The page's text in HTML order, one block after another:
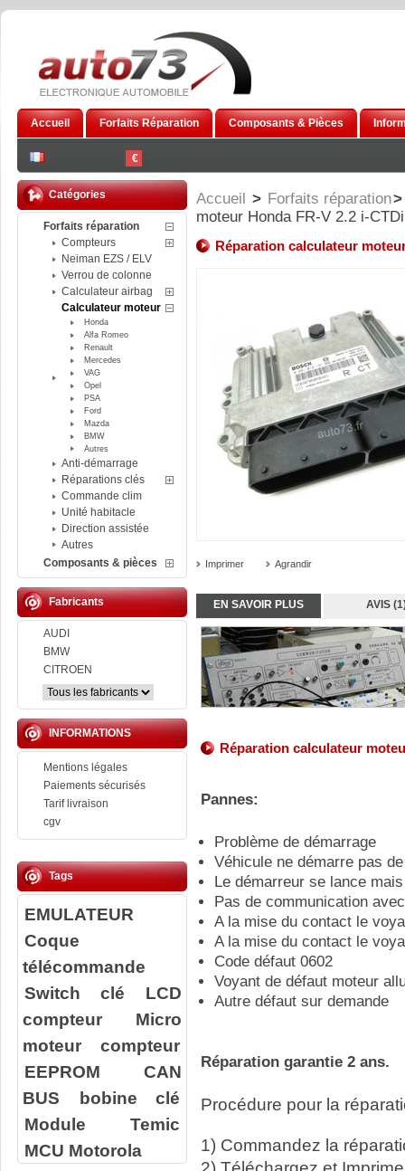
€
Accueil Forfaits Réparation Composants & Pièces
Catégories
Forfaits réparation
Compteurs
Neiman EZS / ELV
Verrou de colonne
Calculateur airbag
Calculateur moteur
Honda
Alfa Romeo
Renault
Mercedes
VAG
Opel
PSA
Ford
Mazda
BMW
Autres
Anti-démarrage
Réparations clés
Commande clim
Unité habitacle
Direction assistée
Autres
Composants & pièces
Fabricants
AUDI
BMW
CITROEN
INFORMATIONS
Mentions légales
Paiements sécurisés
Tarif livraison
cgv
Tags
EMULATEUR
Coque
télécommande
Switch clé
LCD
compteur
Micro
moteur compteur
EEPROM
CAN
BUS
bobine clé
Module Temic
MCU Motorola
Accueil > Forfaits réparation>
moteur Honda FR-V 2.2 i-CTDi
Réparation calculateur
Imprimer Agrandir
EN SAVOIR PLUS AVIS
Réparation calculateur
Pannes:
Problème de démarrage
Véhicule ne démarre pas
Le démarreur se lance
Pas de communication
A la mise du contact le
A la mise du contact le
Code défaut 0602
Voyant de défaut moteur
Autre défaut sur demande
Réparation garantie 2 ans.
Procédure pour la
1) Commandez la